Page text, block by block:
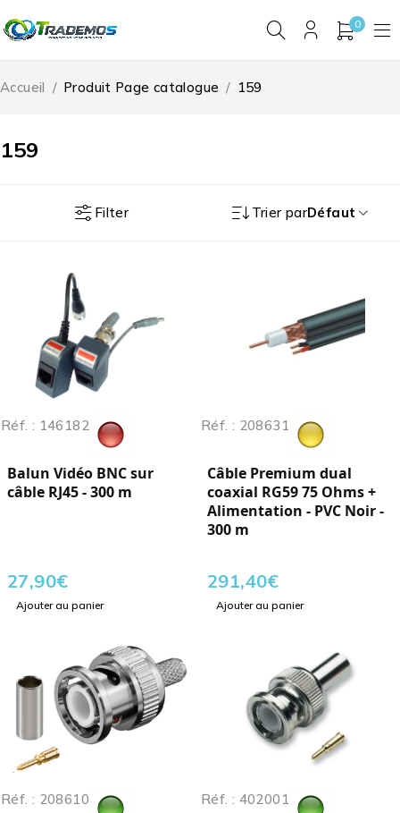
0
159
Accueil / Produit Page catalogue / 159
Filter Trier parDéfaut
Réf. : 146182
Balun Vidéo BNC sur
câble RJ45 - 300 m
27,90€
Ajouter au panier
Réf. : 208631
Câble Premium dual
coaxial RG59 75 Ohms +
Alimentation - PVC Noir -
300 m
291,40€
Ajouter au panier
Réf. : 208610 Réf. : 402001